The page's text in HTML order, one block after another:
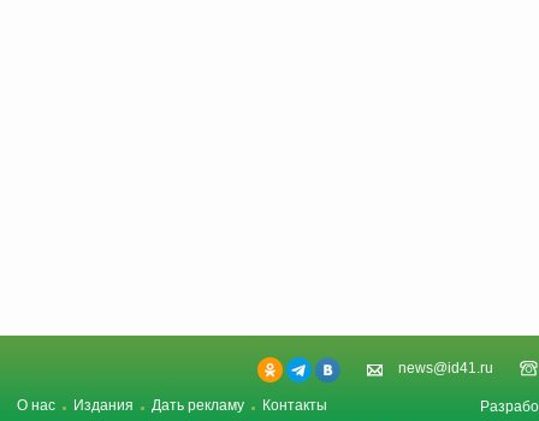
news@id41.ru
О нас Издания Дать рекламу Контакты